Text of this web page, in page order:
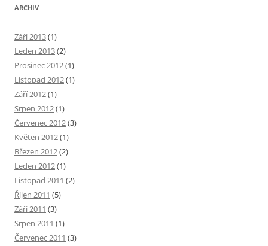
ARCHIV
Září 2013(1)
Leden 2013(2)
Prosinec 2012(1)
Listopad 2012(1)
Září 2012(1)
Srpen 2012(1)
Červenec 2012(3)
Květen 2012(1)
Březen 2012(2)
Leden 2012(1)
Listopad 2011 (2)
Říjen 2011 (5)
Září 2011 (3)
Srpen 2011 (1)
Červenec 2011 (3)